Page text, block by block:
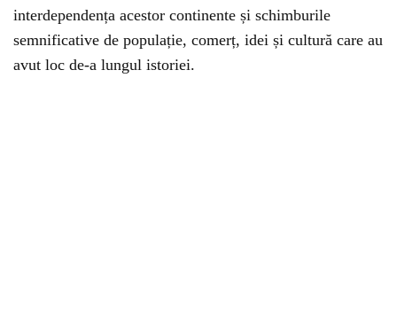
interdependența acestor continente și schimburile
semnificative de populație, comerț, idei și cultură care au
avut loc de-a lungul istoriei.